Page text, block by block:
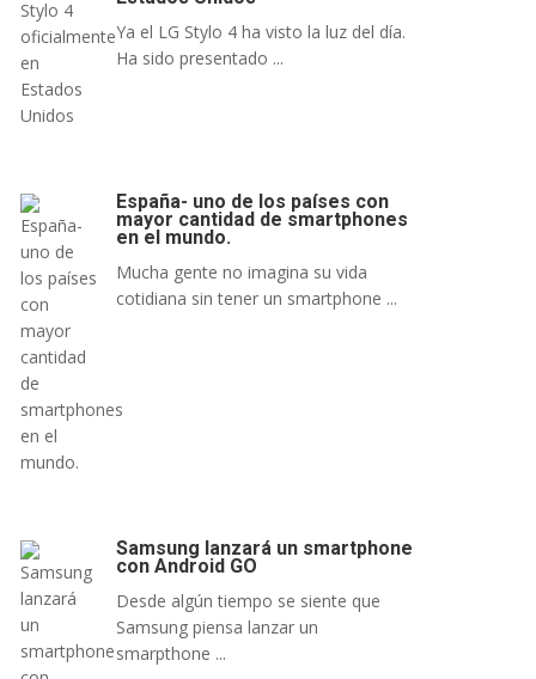
Ya el LG Stylo 4 ha visto la luz del día.
Ha sido presentado ...
España- uno de los países con
mayor cantidad de smartphones
en el mundo.
Mucha gente no imagina su vida
cotidiana sin tener un smartphone ...
Samsung lanzará un smartphone
con Android GO
Desde algún tiempo se siente que
Samsung piensa lanzar un
smarpthone ...